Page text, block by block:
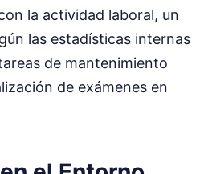
la actividad laboral, un
las estadísticas internas
de mantenimiento
de exámenes en